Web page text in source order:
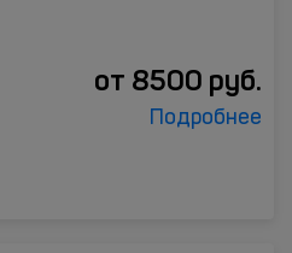
от 8500 руб.
Подробнее